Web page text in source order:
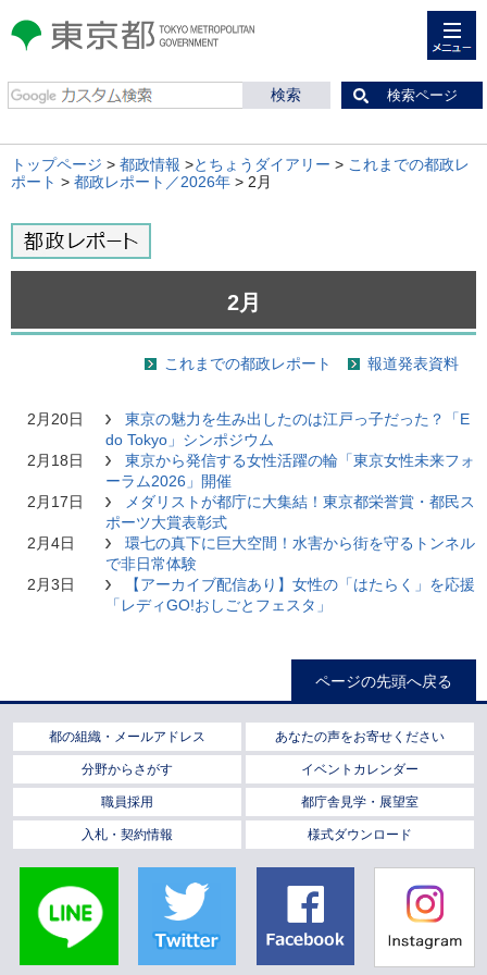
東京都 TOKYO METROPOLITAN
GOVERNMENT
検索ページ
トップページ > 都政情報 >とちょうダイアリー > これまでの都政レ
ポート > 都政レポート／2026年 > 2月
2月
これまでの都政レポート 報道発表資料
2月20日
東京の魅力を生み出したのは江戸っ子だった？「E
do Tokyo」シンポジウム
2月18日
東京から発信する女性活躍の輪「東京女性未来フォ
ーラム2026」開催
2月17日
メダリストが都庁に大集結！東京都栄誉賞・都民ス
ポーツ大賞表彰式
2月4日
環七の真下に巨大空間！水害から街を守るトンネル
で非日常体験
2月3日
【アーカイブ配信あり】女性の「はたらく」を応援
「レディGO!おしごとフェスタ」
ページの先頭へ戻る
都の組織・メールアドレス あなたの声をお寄せください
分野からさがす イベントカレンダー
職員採用 都庁舎見学・展望室
入札・契約情報 様式ダウンロード
LINE Facebook